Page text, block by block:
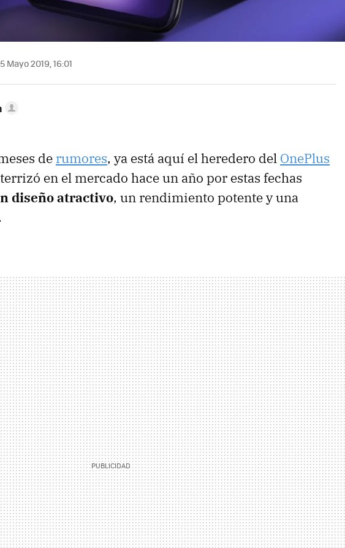
Mayo 2019, 16:01
de rumores, ya está aquí el heredero del OnePlus
en el mercado hace un año por estas fechas
diseño atractivo, un rendimiento potente y una